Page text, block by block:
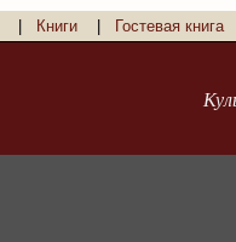
Книги Гостевая книга